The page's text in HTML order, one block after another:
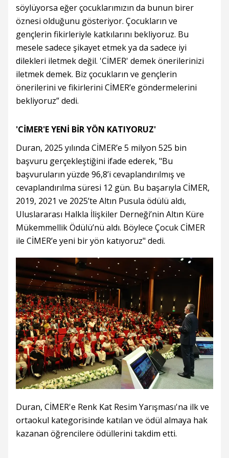
söylüyorsa eğer çocuklarımızın da bunun birer
öznesi olduğunu gösteriyor. Çocukların ve
gençlerin fikirleriyle katkılarını bekliyoruz. Bu
mesele sadece şikayet etmek ya da sadece iyi
dilekleri iletmek değil. 'CİMER' demek önerilerinizi
iletmek demek. Biz çocukların ve gençlerin
önerilerini ve fikirlerini CİMER’e göndermelerini
bekliyoruz” dedi.
'CİMER'E YENİ BİR YÖN KATIYORUZ'
Duran, 2025 yılında CİMER’e 5 milyon 525 bin
başvuru gerçekleştiğini ifade ederek, "Bu
başvuruların yüzde 96,8’i cevaplandırılmış ve
cevaplandırılma süresi 12 gün. Bu başarıyla CİMER,
2019, 2021 ve 2025’te Altın Pusula ödülü aldı,
Uluslararası Halkla İlişkiler Derneği’nin Altın Küre
Mükemmellik Ödülü’nü aldı. Böylece Çocuk CİMER
ile CİMER’e yeni bir yön katıyoruz" dedi.
Duran, CİMER'e Renk Kat Resim Yarışması'na ilk ve
ortaokul kategorisinde katılan ve ödül almaya hak
kazanan öğrencilere ödüllerini takdim etti.